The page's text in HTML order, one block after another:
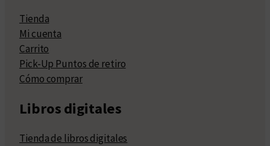
Tienda
Mi cuenta
Carrito
Pick-Up Puntos de retiro
Cómo comprar
Libros digitales
Tienda de libros digitales